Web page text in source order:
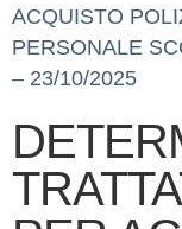
ACQUISTO
PERSONALE
– 23/10/2025